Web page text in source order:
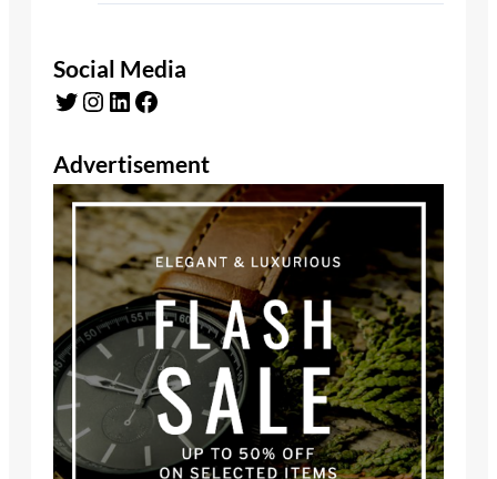
Social Media
Twitter Instagram LinkedIn Facebook
Advertisement